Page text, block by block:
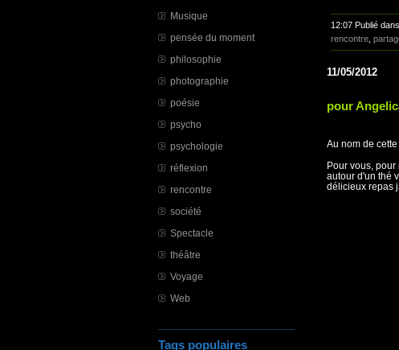
Musique
pensée du moment
philosophie
photographie
poésie
psycho
psychologie
réflexion
rencontre
société
Spectacle
théâtre
Voyage
Web
Tags populaires
12:07 Publié dans
rencontre
11/05/2012
pour
Au nom de
Pour vous,
autour d'un thé
délicieux repas